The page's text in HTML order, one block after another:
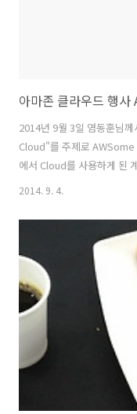
2014년 9월 3일 염동훈님
Cloud"를 주제로 AWSome
에서 Cloud를 사용하게 된
위해서 였는데 운영 과정 중
다른 회사와 사람들에게 공
한다는 것은 어렵지만 끊
것이다. 변화시키가 어렵고
고 가만히 있는 것은 그보다
두려워하기 보다 그러한 위
2014. 9. 4.